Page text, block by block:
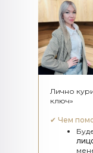
Лично
ключ»
✔ Чем